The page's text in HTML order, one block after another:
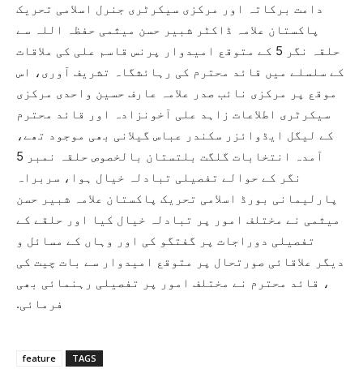
دامت برکاتہ اور مرکزی سیکرٹری جنرل اسلامی تحریک
پاکستان علامہ ڈاکٹر شبیر حسن میثمی حفظہ اللہ سے
حلقہ نگر 5 کے متوقع امیدوار پرنس قاسم علی کی ملاقات
کے سلسلے میں قائد محترم کی رہائشگاہ تشریف آوری، اس
موقع پر مرکزی نائب صدر علامہ عارف حسین واحدی مرکزی
سیکرٹری اطلاعات زاہد علی آخونزادہ اور قائد محترم
کے لیگل ایڈوائزر سکندر عباس گیلانی بھی موجود تھے،
آمدہ انتخابات گلگت بلتستان بالخصوص حلقہ نمبر 5
نگر کے حوالے تفصیلی تبادلہ خیال ہوا، سربراہ
پارلیمانی بورڈ اسلامی تحریک پاکستان علامہ شبیر حسن
میثمی نے مختلف امور پر تبادلہ خیال کیا اور حلقے کے
تفصیلی دوراجات پر گفتگو کی اور وہاں کے مسائل و
دیگر علاقائی صورتحال پر متوقع امیدوار سے بات چیت کی
، قائد محترم نے مختلف امور پر تفصیلی رہنمائی بھی
فرمائی.
TAGS
feature